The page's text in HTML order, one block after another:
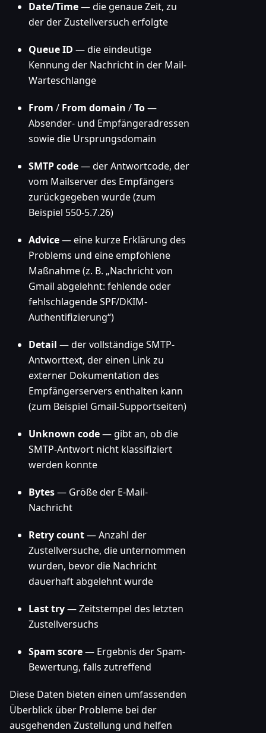
Date/Time— die genaue Zeit, zu
der der Zustellversuch erfolgte
Queue ID — die eindeutige
Kennung der Nachricht in der Mail-
Warteschlange
From / From domain /To—
Absender- und Empfängeradressen
sowie die Ursprungsdomain
SMTP code— der Antwortcode, der
vom Mailserver des Empfängers
zurückgegeben wurde (zum
Beispiel 550-5.7.26)
Advice— eine kurze Erklärung des
Problems und eine empfohlene
Maßnahme (z. B. „Nachricht von
Gmail abgelehnt: fehlende oder
fehlschlagende SPF/DKIM-
Authentifizierung“)
Detail — der vollständige SMTP-
Antworttext, der einen Link zu
externer Dokumentation des
Empfängerservers enthalten kann
(zum Beispiel Gmail-Supportseiten)
Unknown code— gibt an, ob die
SMTP-Antwort nicht klassifiziert
werden konnte
Bytes— Größe der E-Mail-
Nachricht
Retry count— Anzahl der
Zustellversuche, die unternommen
wurden, bevor die Nachricht
dauerhaft abgelehnt wurde
Last try— Zeitstempel des letzten
Zustellversuchs
Spam score— Ergebnis der Spam-
Bewertung, falls zutreffend
Diese Daten bieten einen umfassenden
Überblick über Probleme bei der
ausgehenden Zustellung und helfen